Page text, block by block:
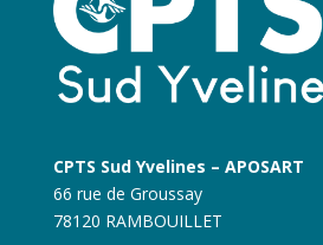
CPTS Sud Yvelines – APOSART
66 rue de Groussay
78120 RAMBOUILLET